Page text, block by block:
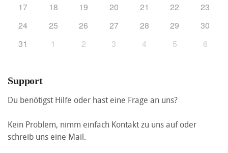
17
18 19 20 21 22
23
24
25 26 27 28 29
30
31
1 2 3 4 5 6
Support
Du benötigst Hilfe oder hast eine Frage an uns?
Kein Problem, nimm einfach Kontakt zu uns auf oder
schreib uns eine Mail.